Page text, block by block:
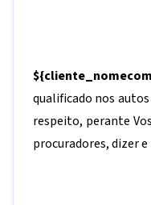
qualificado nos
respeito, perante
procuradores, dizer e